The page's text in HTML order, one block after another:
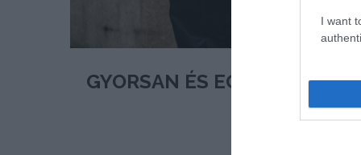
I want
GYORSAN ÉS EGYSZERŰEN
NAGY-